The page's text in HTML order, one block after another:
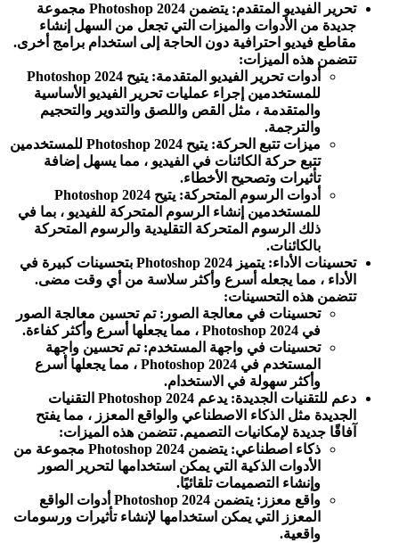
تحرير الفيديو المتقدم: يتضمن Photoshop 2024 مجموعة
جديدة من الأدوات والميزات التي تجعل من السهل إنشاء
مقاطع فيديو احترافية دون الحاجة إلى استخدام برامج أخرى.
تتضمن هذه الميزات:
أدوات تحرير الفيديو المتقدمة: يتيح Photoshop 2024
للمستخدمين إجراء عمليات تحرير الفيديو الأساسية
والمتقدمة ، مثل القص واللصق والتدوير والتحجيم
والترجمة.
ميزات تتبع الحركة: يتيح Photoshop 2024 للمستخدمين
تتبع حركة الكائنات في الفيديو ، مما يسهل إضافة
تأثيرات وتصحيح الأخطاء.
أدوات الرسوم المتحركة: يتيح Photoshop 2024
للمستخدمين إنشاء الرسوم المتحركة للفيديو ، بما في
ذلك الرسوم المتحركة التقليدية والرسوم المتحركة
بالكائنات.
تحسينات الأداء: يتميز Photoshop 2024 بتحسينات كبيرة في
الأداء ، مما يجعله أسرع وأكثر سلاسة من أي وقت مضى.
تتضمن هذه التحسينات:
تحسينات في معالجة الصور: تم تحسين معالجة الصور
في Photoshop 2024 ، مما يجعلها أسرع وأكثر كفاءة.
تحسينات في واجهة المستخدم: تم تحسين واجهة
المستخدم في Photoshop 2024 ، مما يجعلها أسرع
وأكثر سهولة في الاستخدام.
دعم للتقنيات الجديدة: يدعم Photoshop 2024 التقنيات
الجديدة مثل الذكاء الاصطناعي والواقع المعزز ، مما يفتح
آفاقًا جديدة لإمكانيات التصميم. تتضمن هذه الميزات:
ذكاء اصطناعي: يتضمن Photoshop 2024 مجموعة من
الأدوات الذكية التي يمكن استخدامها لتحرير الصور
وإنشاء التصميمات تلقائيًا.
واقع معزز: يتضمن Photoshop 2024 أدوات الواقع
المعزز التي يمكن استخدامها لإنشاء تأثيرات ورسومات
واقعية.